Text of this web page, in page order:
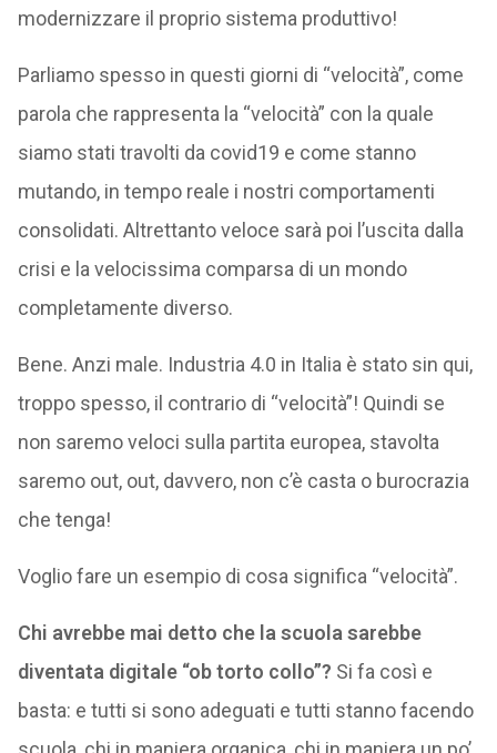
modernizzare il proprio sistema produttivo!
Parliamo spesso in questi giorni di “velocità”, come
parola che rappresenta la “velocità” con la quale
siamo stati travolti da covid19 e come stanno
mutando, in tempo reale i nostri comportamenti
consolidati. Altrettanto veloce sarà poi l’uscita dalla
crisi e la velocissima comparsa di un mondo
completamente diverso.
Bene. Anzi male. Industria 4.0 in Italia è stato sin qui,
troppo spesso, il contrario di “velocità”! Quindi se
non saremo veloci sulla partita europea, stavolta
saremo out, out, davvero, non c’è casta o burocrazia
che tenga!
Voglio fare un esempio di cosa significa “velocità”.
Chi avrebbe mai detto che la scuola sarebbe
diventata digitale “ob torto collo”? Si fa così e
basta: e tutti si sono adeguati e tutti stanno facendo